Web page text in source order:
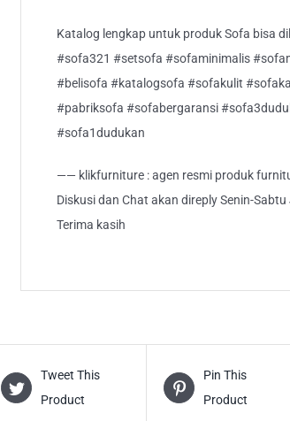
Katalog lengkap untuk produk Sofa bisa
#sofa321 #setsofa #sofaminimalis
#belisofa #katalogsofa #sofakulit
#pabriksofa #sofabergaransi
#sofa1dudukan
—— klikfurniture : agen resmi produk
Diskusi dan Chat akan direply Senin-
Terima kasih
Tweet This
Product
Pin This
Product